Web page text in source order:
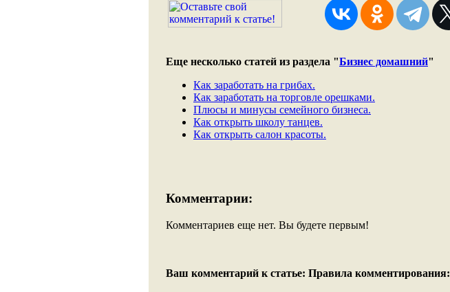
Еще несколько статей из раздела "Бизнес домашний"
Как заработать на грибах.
Как заработать на торговле орешками.
Плюсы и минусы семейного бизнеса.
Как открыть школу танцев.
Как открыть салон красоты.
Комментарии:
Комментариев еще нет. Вы будете первым!
Ваш комментарий к статье: Правила комментирования: